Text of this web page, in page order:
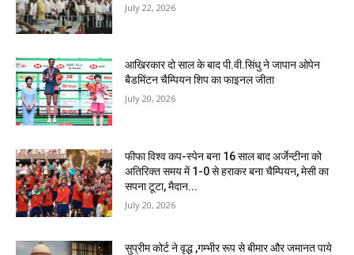
July 22, 2026
आखिरकार दो साल के बाद पी.वी.सिंधु ने जापान ओपेन
बैडमिंटन चैम्पियन शिप का फाइनल जीता
July 20, 2026
फीफा विश्व कप-स्पेन बना 16 साल बाद अर्जेन्टीना को
अतिरिक्त समय में 1-0 से हराकर बना चैम्पियन, मेसी का
सपना टूटा, मैदान...
July 20, 2026
सुप्रीम कोर्ट ने वृद्ध ,गम्भीर रूप से बीमार और जमानत पाये